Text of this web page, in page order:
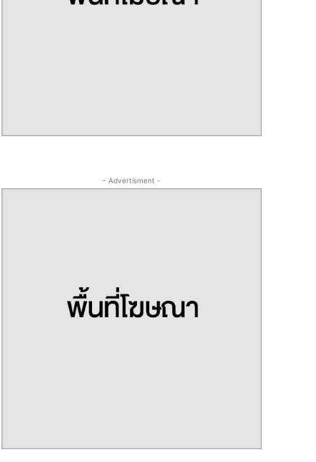
- Advertisment -